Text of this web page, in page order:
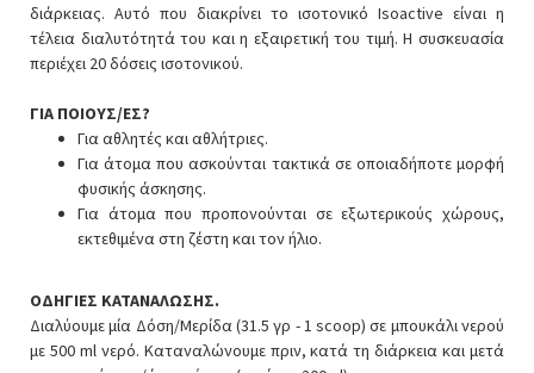
διάρκειας. Αυτό που διακρίνει το ισοτονικό Isoactive είναι η
τέλεια διαλυτότητά του και η εξαιρετική του τιμή. Η συσκευασία
περιέχει 20 δόσεις ισοτονικού.
ΓΙΑ ΠΟΙΟΥΣ/ΕΣ?
Για αθλητές και αθλήτριες.
Για άτομα που ασκούνται τακτικά σε οποιαδήποτε μορφή
φυσικής άσκησης.
Για άτομα που προπονούνται σε εξωτερικούς χώρους,
εκτεθιμένα στη ζέστη και τον ήλιο.
ΟΔΗΓΙΕΣ ΚΑΤΑΝΑΛΩΣΗΣ.
Διαλύουμε μία Δόση/Μερίδα (31.5 γρ - 1 scoop) σε μπουκάλι νερού
με 500 ml νερό. Καταναλώνουμε πριν, κατά τη διάρκεια και μετά